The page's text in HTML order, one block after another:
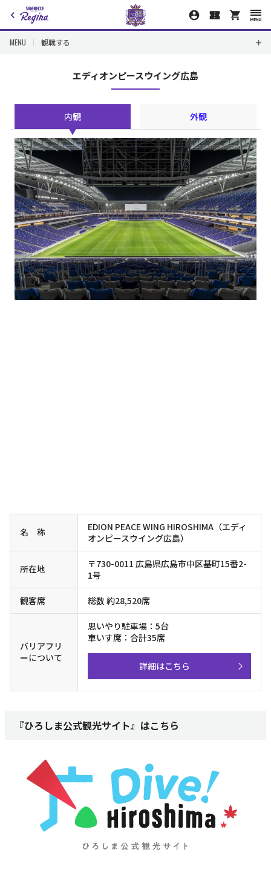
MENU 観戦する
エディオンピースウイング広島
内観 外観
名 称
EDION PEACE WING HIROSHIMA（エディ
オンピースウイング広島）
所在地
〒730-0011 広島県広島市中区基町15番2-
1号
観客席 総数 約28,520席
バリアフリ
ーについて
思いやり駐車場：5台
車いす席：合計35席
詳細はこちら
『ひろしま公式観光サイト』はこちら